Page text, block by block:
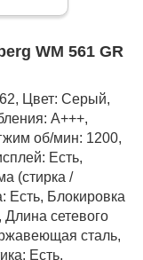
WM 561 GR
Цвет: Серый,
А+++,
об/мин: 1200,
Есть,
(стирка /
Есть, Блокировка
сетевого
сталь,
Есть,